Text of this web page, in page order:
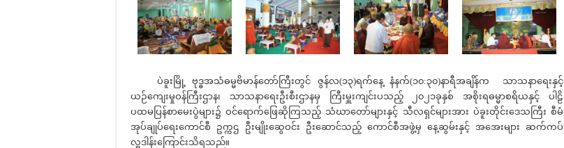
ပဲခူးမြို့ ဗုဒ္ဓအသံဓမ္မဗိမာန်တော်ကြီးတွင် ဇွန်လ(၁၃)ရက်နေ့ နံနက်(၁၀:၃၀)နာရီအချိန်က သာသနာရေးနှင့်
ယဉ်ကျေးမှုဝန်ကြီးဌာန၊ သာသနာရေးဦးစီးဌာနမှ ကြီးမှူးကျင်းပသည့် ၂၀၂၁ခုနှစ် အစိုးရဓမ္မာစရိယနှင့် ပါဠိ
ပထမပြန်စာမေးပွဲများ၌ ဝင်ရောက်ဖြေဆိုကြသည့် သံဃာတော်များနှင့် သီလရှင်များအား ပဲခူးတိုင်းဒေသကြီး စီမံ
အုပ်ချုပ်ရေးကောင်စီ ဥက္ကဌ ဦးမျိုးဆွေဝင်း ဦးဆောင်သည့် ကောင်စီအဖွဲ့မှ နေ့ဆွမ်းနှင့် အအေးများ ဆက်ကပ်
လှူဒါန်းကြောင်းသိရသည်။